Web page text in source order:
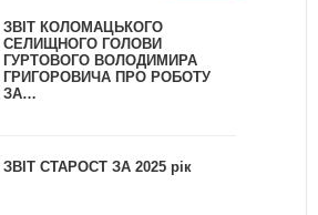
ЗВІТ КОЛОМАЦЬКОГО
СЕЛИЩНОГО ГОЛОВИ
ГУРТОВОГО ВОЛОДИМИРА
ГРИГОРОВИЧА ПРО РОБОТУ
ЗА…
ЗВІТ СТАРОСТ ЗА 2025 рік